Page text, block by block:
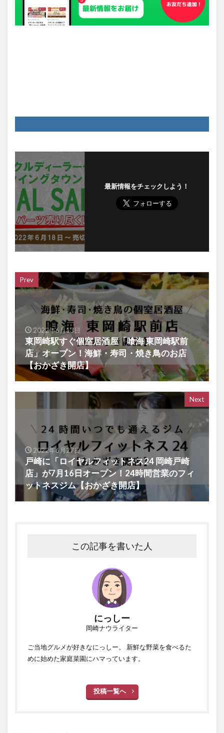
最新情報をチェックしよう！
Prev
2022年6月13日
東岡崎駅すぐ個室居酒屋「喰海 東岡崎駅前
店」オープン！海鮮・寿司・焼き鳥のお店
【おかざき開店】
Next
2022年6月27日
戸崎に「ロイヤルフィットネス24 岡崎戸崎
店」が7月16日オープン！24時間営業のフィ
ットネスジム【おかざき開店】
この記事を書いた人
にっしー
岡崎ナウライター
ご当地グルメが好きなにっしー。 新鮮な野菜を食べるた
めに始めた家庭菜園にハマっています。
投稿一覧へ